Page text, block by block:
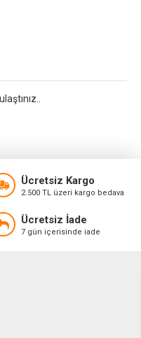
Ücretsiz Kargo
2.500 TL üzeri kargo bedava
Ücretsiz İade
7 gün içerisinde iade